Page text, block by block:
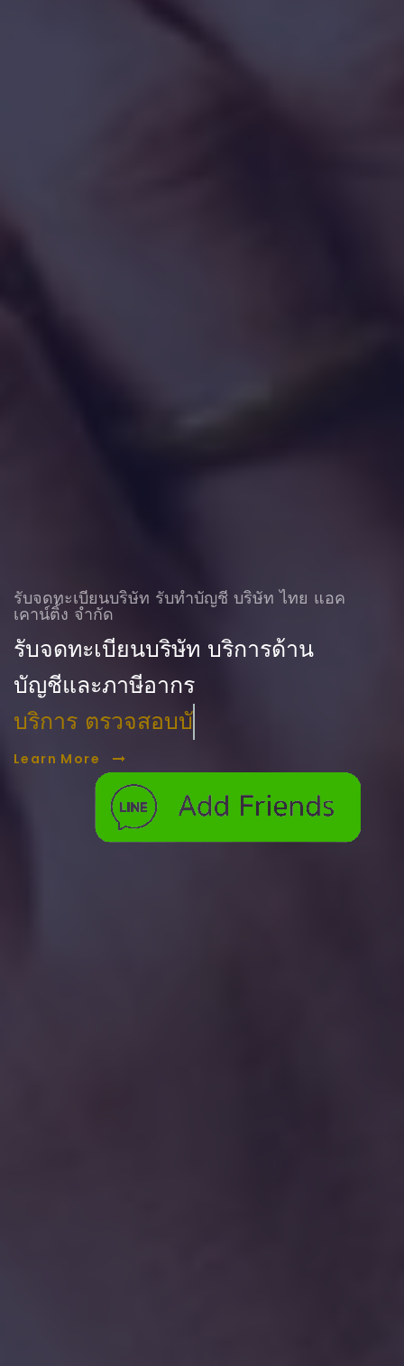
รับจดทะเบียนบริษัท รับทําบัญชี บริษัท ไทย แอค
เคาน์ติ้ง จำกัด
รับจดทะเบียนบริษัท บริการด้าน
บัญชีและภาษีอากร
บริการ ตรวจสอบบัญชี
Learn More